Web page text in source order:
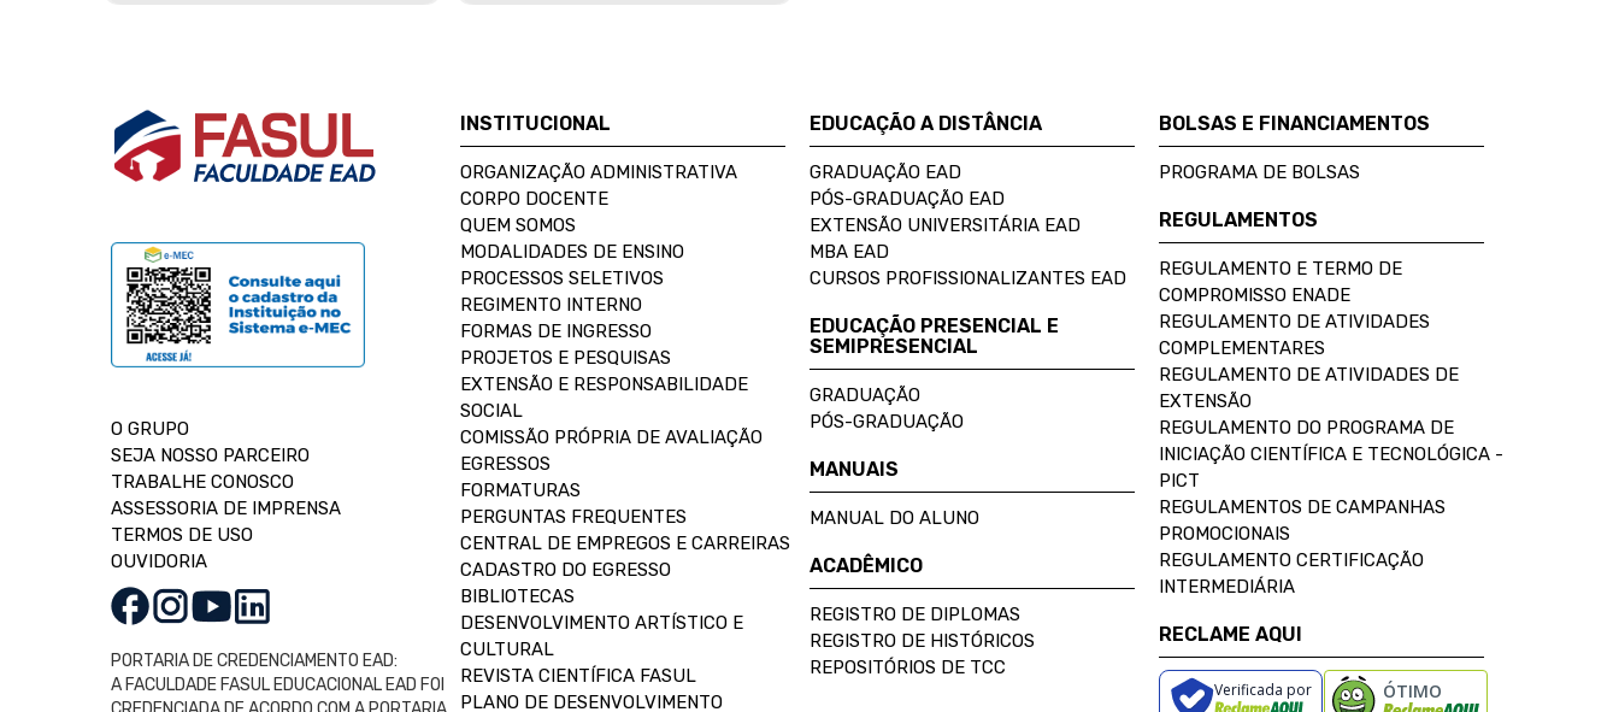
O GRUPO
SEJA NOSSO PARCEIRO
TRABALHE CONOSCO
ASSESSORIA DE IMPRENSA
TERMOS DE USO
OUVIDORIA
PORTARIA DE CREDENCIAMENTO EAD:
A FACULDADE FASUL EDUCACIONAL EAD FOI
INSTITUCIONAL
ORGANIZAÇÃO ADMINISTRATIVA
CORPO DOCENTE
QUEM SOMOS
MODALIDADES DE ENSINO
PROCESSOS SELETIVOS
REGIMENTO INTERNO
FORMAS DE INGRESSO
PROJETOS E PESQUISAS
EXTENSÃO E RESPONSABILIDADE
SOCIAL
COMISSÃO PRÓPRIA DE AVALIAÇÃO
EGRESSOS
FORMATURAS
PERGUNTAS FREQUENTES
CENTRAL DE EMPREGOS E CARREIRAS
CADASTRO DO EGRESSO
BIBLIOTECAS
DESENVOLVIMENTO ARTÍSTICO E
CULTURAL
REVISTA CIENTÍFICA FASUL
PLANO DE DESENVOLVIMENTO
EDUCAÇÃO A DISTÂNCIA
GRADUAÇÃO EAD
PÓS-GRADUAÇÃO EAD
EXTENSÃO UNIVERSITÁRIA EAD
MBA EAD
CURSOS PROFISSIONALIZANTES EAD
EDUCAÇÃO PRESENCIAL E
SEMIPRESENCIAL
GRADUAÇÃO
PÓS-GRADUAÇÃO
MANUAIS
MANUAL DO ALUNO
ACADÊMICO
REGISTRO DE DIPLOMAS
REGISTRO DE HISTÓRICOS
REPOSITÓRIOS DE TCC
BOLSAS E FINANCIAMENTOS
PROGRAMA DE BOLSAS
REGULAMENTOS
REGULAMENTO E TERMO DE
COMPROMISSO ENADE
REGULAMENTO DE ATIVIDADES
COMPLEMENTARES
REGULAMENTO DE ATIVIDADES DE
EXTENSÃO
REGULAMENTO DO PROGRAMA DE
INICIAÇÃO CIENTÍFICA E TECNOLÓGICA -
PICT
REGULAMENTOS DE CAMPANHAS
PROMOCIONAIS
REGULAMENTO CERTIFICAÇÃO
INTERMEDIÁRIA
RECLAME AQUI
Verificada por ÓTIMO